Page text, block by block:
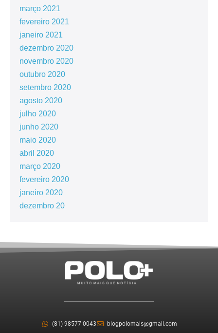
março 2021
fevereiro 2021
janeiro 2021
dezembro 2020
novembro 2020
outubro 2020
setembro 2020
agosto 2020
julho 2020
junho 2020
maio 2020
abril 2020
março 2020
fevereiro 2020
janeiro 2020
dezembro 20
(81) 98577-0043 blogpolomais@gmail.com